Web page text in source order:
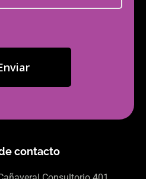
contacto